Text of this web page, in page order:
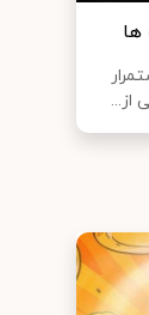
ها
از...